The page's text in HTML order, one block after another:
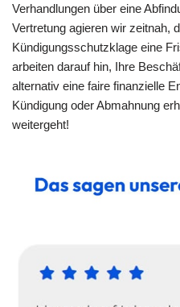
Verhandlungen über eine
Vertretung agieren wir zeitnah,
Kündigungsschutzklage eine
arbeiten darauf hin, Ihre
alternativ eine faire finanzielle
Kündigung oder Abmahnung
weitergeht!